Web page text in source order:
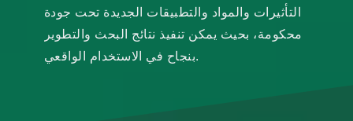
التأثيرات والمواد والتطبيقات الجديدة تحت جودة
محكومة، بحيث يمكن تنفيذ نتائج البحث والتطوير
بنجاح في الاستخدام الواقعي.